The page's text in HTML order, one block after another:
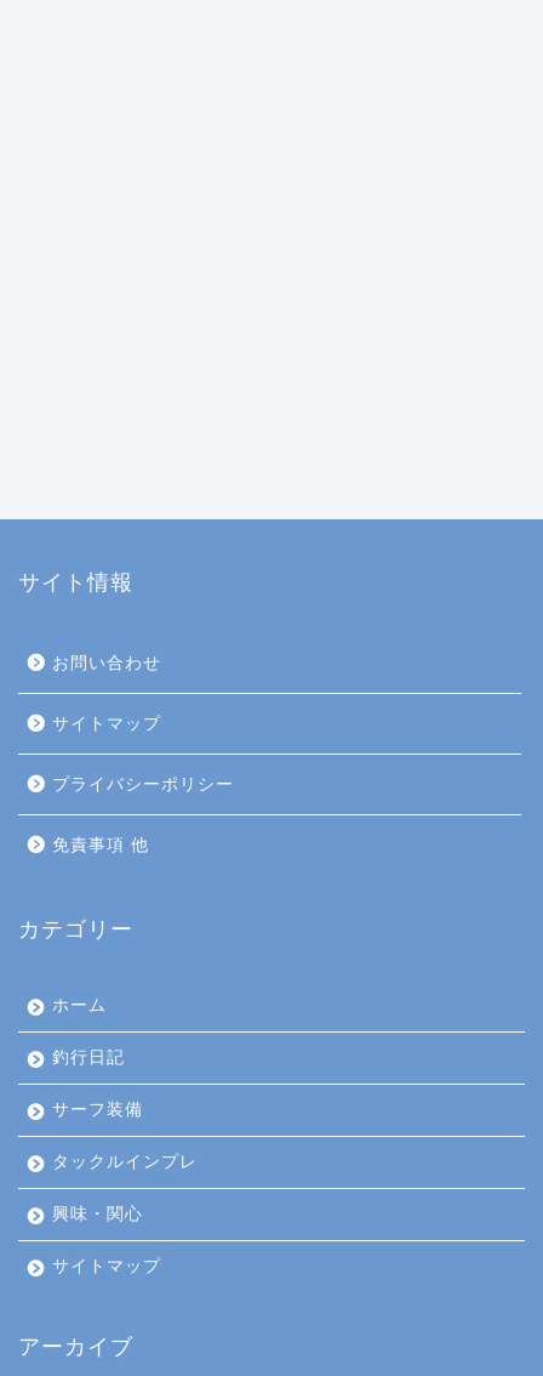
サイト情報
お問い合わせ
サイトマップ
プライバシーポリシー
免責事項 他
カテゴリー
ホーム
釣行日記
サーフ装備
タックルインプレ
興味・関心
サイトマップ
アーカイブ